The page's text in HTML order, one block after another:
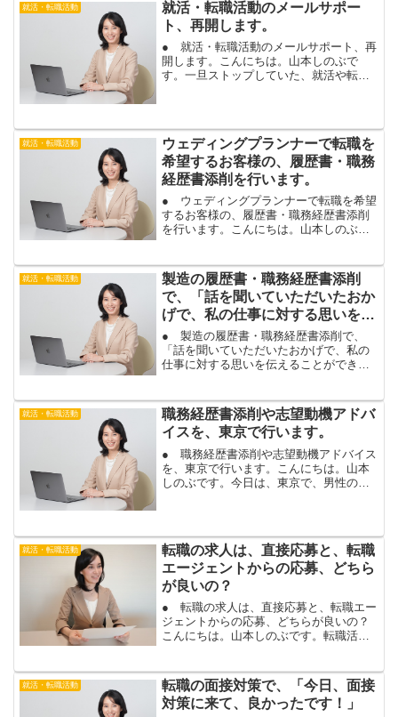
就活・転職活動
就活・転職活動のメールサポー
ト、再開します。
● 就活・転職活動のメールサポート、再
開します。こんにちは。山本しのぶで
す。一旦ストップしていた、就活や転職
は、履歴書・職務経歴書・Ｅ...
就活・転職活動
ウェディングプランナーで転職を
希望するお客様の、履歴書・職務
経歴書添削を行います。
● ウェディングプランナーで転職を希望
するお客様の、履歴書・職務経歴書添削
を行います。こんにちは。山本しのぶで
履歴書・職務経歴書添削を行います。最
近、異業種からブライダ...
就活・転職活動
製造の履歴書・職務経歴書添削
で、「話を聞いていただいたおか
げで、私の仕事に対する思いを伝
えることができたのかなと思いま
した。」
● 製造の履歴書・職務経歴書添削で、
「話を聞いていただいたおかげで、私の
仕事に対する思いを伝えることができた
募先の製造で活かせる経験や熱意をアピ
ールできれば、書類選考の...
就活・転職活動
職務経歴書添削や志望動機アドバ
イスを、東京で行います。
● 職務経歴書添削や志望動機アドバイス
を、東京で行います。こんにちは。山本
しのぶです。今日は、東京で、男性のお
の合格率は、書類の書き...
就活・転職活動
転職の求人は、直接応募と、転職
エージェントからの応募、どちら
が良いの？
● 転職の求人は、直接応募と、転職エー
ジェントからの応募、どちらが良いの？
こんにちは。山本しのぶです。転職活動
いくつかの応募方法があります。複数の
方法で、応募できる場合...
就活・転職活動
転職の面接対策で、「今日、面接
対策に来て、良かったです！」